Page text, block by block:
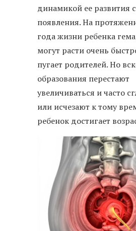
динамикой ее развития
появления. На
года жизни ребенка
могут расти очень
пугает родителей. Но
образования перестают
увеличиваться и часто
или исчезают к тому
ребенок достигает